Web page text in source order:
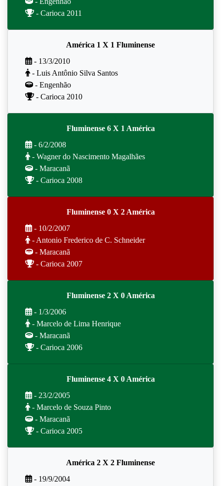
- Carioca 2011
América 1 X 1 Fluminense
- 13/3/2010
- Luis Antônio Silva Santos
- Engenhão
- Carioca 2010
Fluminense 6 X 1 América
- 6/2/2008
- Wagner do Nascimento Magalhães
- Maracanã
- Carioca 2008
Fluminense 0 X 2 América
- 10/2/2007
- Antonio Frederico de C. Schneider
- Maracanã
- Carioca 2007
Fluminense 2 X 0 América
- 1/3/2006
- Marcelo de Lima Henrique
- Maracanã
- Carioca 2006
Fluminense 4 X 0 América
- 23/2/2005
- Marcelo de Souza Pinto
- Maracanã
- Carioca 2005
América 2 X 2 Fluminense
- 19/9/2004